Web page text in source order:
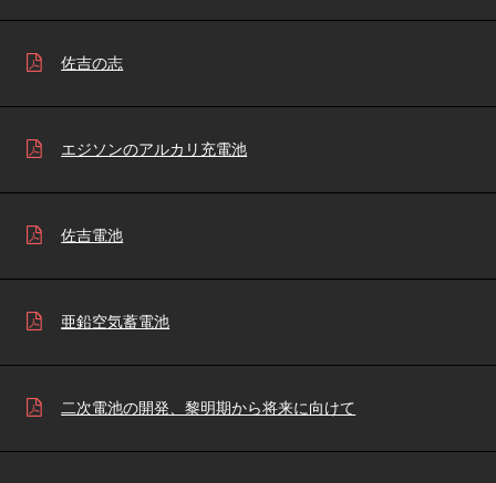
佐吉の志
エジソンのアルカリ充電池
佐吉電池
亜鉛空気蓄電池
二次電池の開発、黎明期から将来に向けて